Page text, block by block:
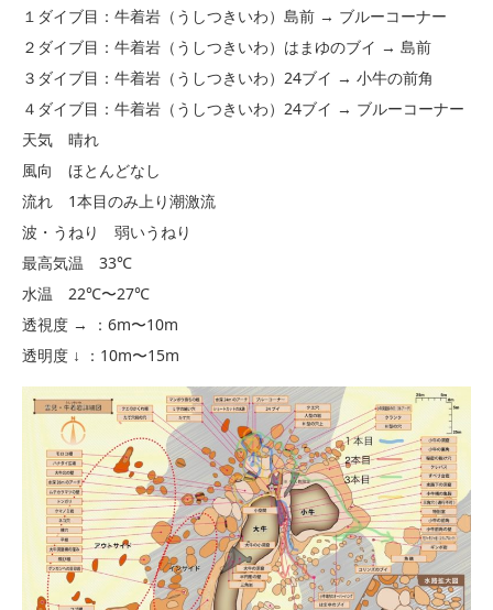
１ダイブ目：牛着岩（うしつきいわ）島前 → ブルーコーナー
２ダイブ目：牛着岩（うしつきいわ）はまゆのブイ → 島前
３ダイブ目：牛着岩（うしつきいわ）24ブイ → 小牛の前角
４ダイブ目：牛着岩（うしつきいわ）24ブイ → ブルーコーナー
天気 晴れ
風向 ほとんどなし
流れ 1本目のみ上り潮激流
波・うねり 弱いうねり
最高気温 33℃
水温 22℃〜27℃
透視度 → ：6m〜10m
透明度 ↓ ：10m〜15m